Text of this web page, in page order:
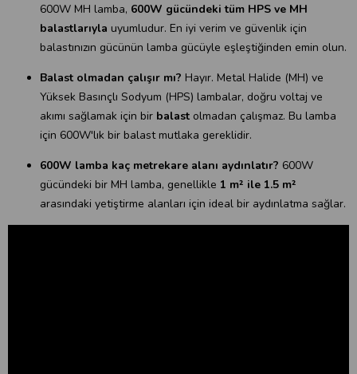
600W MH lamba, 600W gücündeki tüm HPS ve MH
balastlarıyla uyumludur. En iyi verim ve güvenlik için
balastınızın gücünün lamba gücüyle eşleştiğinden emin olun.
Balast olmadan çalışır mı? Hayır. Metal Halide (MH) ve
Yüksek Basınçlı Sodyum (HPS) lambalar, doğru voltaj ve
akımı sağlamak için bir balast olmadan çalışmaz. Bu lamba
için 600W'lık bir balast mutlaka gereklidir.
600W lamba kaç metrekare alanı aydınlatır? 600W
gücündeki bir MH lamba, genellikle 1 m² ile 1.5 m²
arasındaki yetiştirme alanları için ideal bir aydınlatma sağlar.